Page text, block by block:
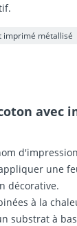
imprimé métallisé
avec
une
décorative.
à la
substrat à